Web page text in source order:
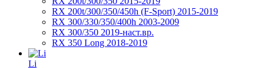
RX 200t/300/350/450h (F-Sport) 2015-2019
RX 300/330/350/400h 2003-2009
RX 300/350 2019-наст.вр.
RX 350 Long 2018-2019
Li